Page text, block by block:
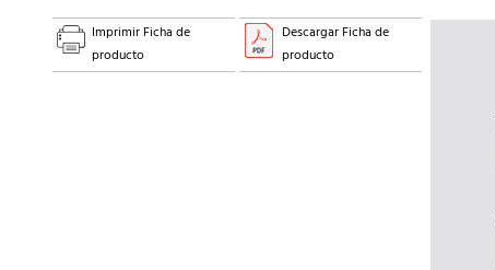
Imprimir Ficha de
producto
Descargar Ficha de
producto